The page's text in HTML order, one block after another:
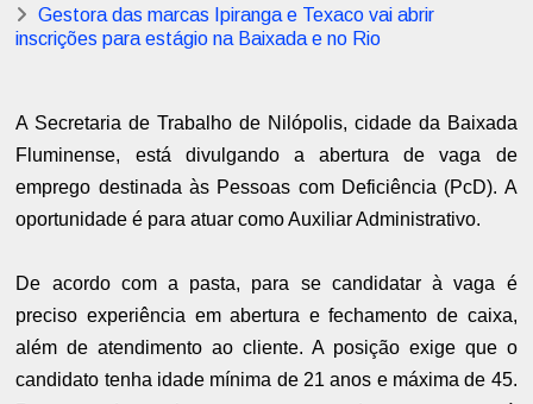
Gestora das marcas Ipiranga e Texaco vai abrir
inscrições para estágio na Baixada e no Rio
A Secretaria de Trabalho de Nilópolis, cidade da Baixada
Fluminense, está divulgando a abertura de vaga de
emprego destinada às Pessoas com Deficiência (PcD). A
oportunidade é para atuar como Auxiliar Administrativo.
De acordo com a pasta, para se candidatar à vaga é
preciso experiência em abertura e fechamento de caixa,
além de atendimento ao cliente. A posição exige que o
candidato tenha idade mínima de 21 anos e máxima de 45.